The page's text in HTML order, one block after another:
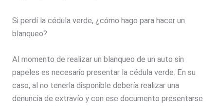
Si perdí la cédula verde, ¿cómo hago para hacer un
blanqueo?
Al momento de realizar un blanqueo de un auto sin
papeles es necesario presentar la cédula verde. En su
caso, al no tenerla disponible debería realizar una
denuncia de extravío y con ese documento presentarse